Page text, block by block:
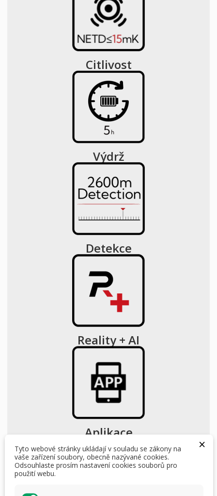
Citlivost
Výdrž
Detekce
Reality + AI
Aplikace
109 900,00 Kč S DPH i
×
Tyto webové stránky ukládají v souladu se zákony na
vaše zařízení soubory, obecně nazývané cookies.
Odsouhlaste prosím nastavení cookies souborů pro
použití webu.